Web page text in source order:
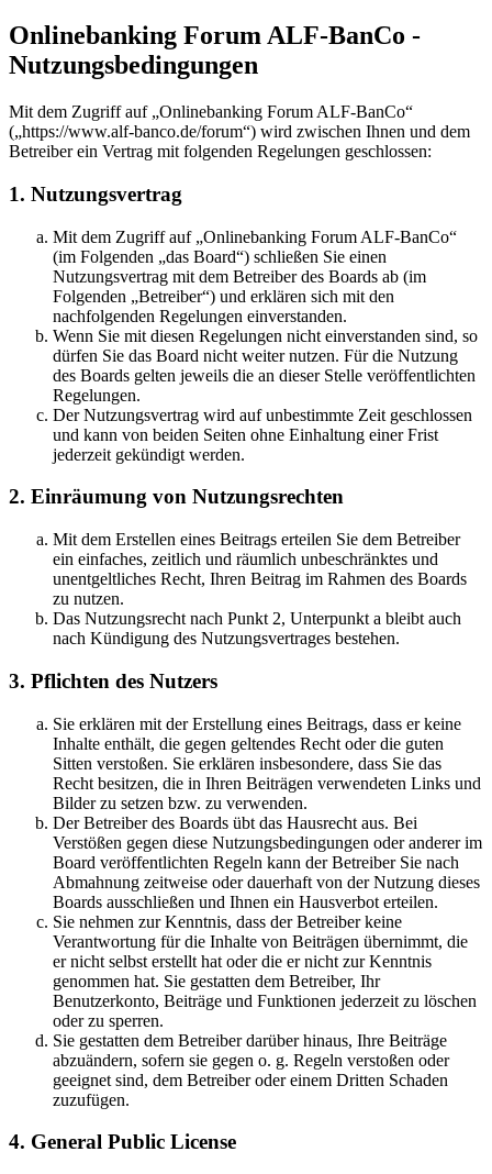
Onlinebanking Forum ALF-BanCo -
Nutzungsbedingungen
Mit dem Zugriff auf „Onlinebanking Forum ALF-BanCo“
(„https://www.alf-banco.de/forum“) wird zwischen Ihnen und dem
Betreiber ein Vertrag mit folgenden Regelungen geschlossen:
1. Nutzungsvertrag
Mit dem Zugriff auf „Onlinebanking Forum ALF-BanCo“
(im Folgenden „das Board“) schließen Sie einen
Nutzungsvertrag mit dem Betreiber des Boards ab (im
Folgenden „Betreiber“) und erklären sich mit den
nachfolgenden Regelungen einverstanden.
Wenn Sie mit diesen Regelungen nicht einverstanden sind, so
dürfen Sie das Board nicht weiter nutzen. Für die Nutzung
des Boards gelten jeweils die an dieser Stelle veröffentlichten
Regelungen.
Der Nutzungsvertrag wird auf unbestimmte Zeit geschlossen
und kann von beiden Seiten ohne Einhaltung einer Frist
jederzeit gekündigt werden.
2. Einräumung von Nutzungsrechten
Mit dem Erstellen eines Beitrags erteilen Sie dem Betreiber
ein einfaches, zeitlich und räumlich unbeschränktes und
unentgeltliches Recht, Ihren Beitrag im Rahmen des Boards
zu nutzen.
Das Nutzungsrecht nach Punkt 2, Unterpunkt a bleibt auch
nach Kündigung des Nutzungsvertrages bestehen.
3. Pflichten des Nutzers
Sie erklären mit der Erstellung eines Beitrags, dass er keine
Inhalte enthält, die gegen geltendes Recht oder die guten
Sitten verstoßen. Sie erklären insbesondere, dass Sie das
Recht besitzen, die in Ihren Beiträgen verwendeten Links und
Bilder zu setzen bzw. zu verwenden.
Der Betreiber des Boards übt das Hausrecht aus. Bei
Verstößen gegen diese Nutzungsbedingungen oder anderer im
Board veröffentlichten Regeln kann der Betreiber Sie nach
Abmahnung zeitweise oder dauerhaft von der Nutzung dieses
Boards ausschließen und Ihnen ein Hausverbot erteilen.
Sie nehmen zur Kenntnis, dass der Betreiber keine
Verantwortung für die Inhalte von Beiträgen übernimmt, die
er nicht selbst erstellt hat oder die er nicht zur Kenntnis
genommen hat. Sie gestatten dem Betreiber, Ihr
Benutzerkonto, Beiträge und Funktionen jederzeit zu löschen
oder zu sperren.
Sie gestatten dem Betreiber darüber hinaus, Ihre Beiträge
abzuändern, sofern sie gegen o. g. Regeln verstoßen oder
geeignet sind, dem Betreiber oder einem Dritten Schaden
zuzufügen.
4. General Public License